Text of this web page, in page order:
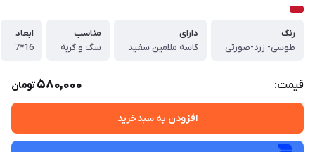
رنگ
طوسی- زرد-صورتی
دارای
کاسه ملامین سفید
مناسب
سگ و گربه
ابعاد
16*7
قیمت: 580,000تومان
افزودن به سبدخرید